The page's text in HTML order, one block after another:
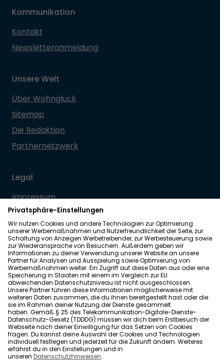
Kommunikation
Kontakt
Newsletteranmeldung
Unsere Welt
Über Wohnglück
Sitemap
Die Redaktion
Partnernetzwerk
Legal
Impressum
Datenschutz
Allgemeine Geschäftsbedingungen
Barrierefreiheit
Wohnglück folgen